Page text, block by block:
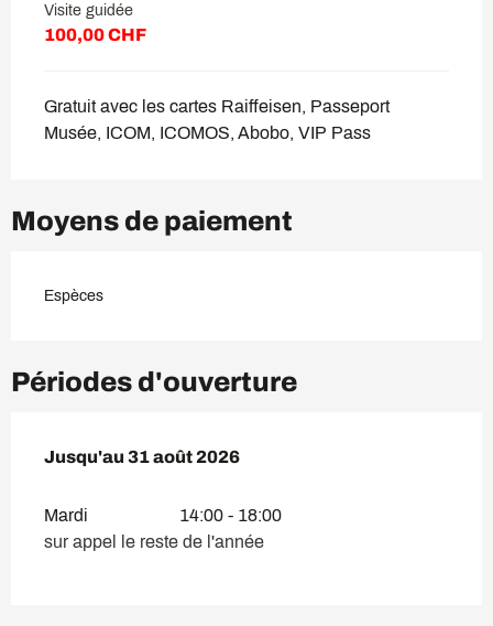
Visite guidée
100,00 CHF
Gratuit avec les cartes Raiffeisen, Passeport
Musée, ICOM, ICOMOS, Abobo, VIP Pass
Moyens de paiement
Espèces
Périodes d'ouverture
Du1 juillet 2026au31 août 2026
Jusqu'au 31 août 2026
Mardi
14:00 - 18:00
sur appel le reste de l'année